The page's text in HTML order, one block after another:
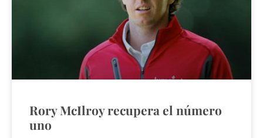
Rory McIlroy recupera el número
uno